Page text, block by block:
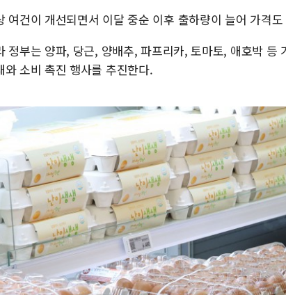
여건이 개선되면서 이달 중순 이후 출하량이 늘어 가격
정부는 양파, 당근, 양배추, 파프리카, 토마토, 애호박 등
와 소비 촉진 행사를 추진한다.